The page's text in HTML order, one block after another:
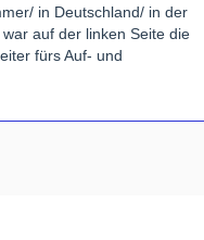
in Deutschland/ in der
auf der linken Seite die
fürs Auf- und